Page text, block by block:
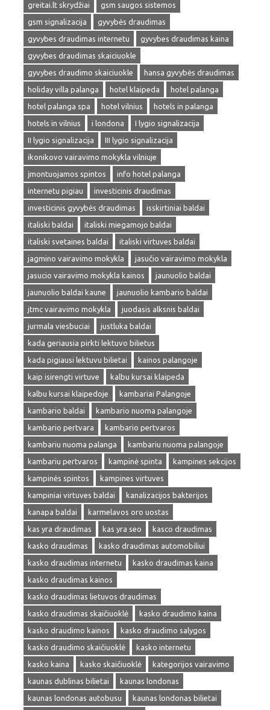
greitai.lt skrydžiai
gsm saugos sistemos
gsm signalizacija
gyvybės draudimas
gyvybes draudimas internetu
gyvybes draudimas kaina
gyvybes draudimas skaiciuokle
gyvybes draudimo skaiciuokle
hansa gyvybės draudimas
holiday villa palanga
hotel klaipeda
hotel palanga
hotel palanga spa
hotel vilnius
hotels in palanga
hotels in vilnius
i londona
I lygio signalizacija
II lygio signalizacija
III lygio signalizacija
ikonikovo vairavimo mokykla vilniuje
įmontuojamos spintos
info hotel palanga
internetu pigiau
investicinis draudimas
investicinis gyvybės draudimas
isskirtiniai baldai
italiski baldai
italiski miegamojo baldai
italiski svetaines baldai
italiski virtuves baldai
jagmino vairavimo mokykla
jasučio vairavimo mokykla
jasucio vairavimo mokykla kainos
jaunuolio baldai
jaunuolio baldai kaune
jaunuolio kambario baldai
jtmc vairavimo mokykla
juodasis alksnis baldai
jurmala viesbuciai
justluka baldai
kada geriausia pirkti lektuvo bilietus
kada pigiausi lektuvu bilietai
kainos palangoje
kaip isirengti virtuve
kalbu kursai klaipeda
kalbu kursai klaipedoje
kambariai Palangoje
kambario baldai
kambario nuoma palangoje
kambario pertvara
kambario pertvaros
kambariu nuoma palanga
kambariu nuoma palangoje
kambariu pertvaros
kampinė spinta
kampines sekcijos
kampinės spintos
kampines virtuves
kampiniai virtuves baldai
kanalizacijos bakterijos
kanapa baldai
karmelavos oro uostas
kas yra draudimas
kas yra seo
kasco draudimas
kasko draudimas
kasko draudimas automobiliui
kasko draudimas internetu
kasko draudimas kaina
kasko draudimas kainos
kasko draudimas lietuvos draudimas
kasko draudimas skaičiuoklė
kasko draudimo kaina
kasko draudimo kainos
kasko draudimo salygos
kasko draudimo skaičiuoklė
kasko internetu
kasko kaina
kasko skaičiuoklė
kategorijos vairavimo
kaunas dublinas bilietai
kaunas londonas
kaunas londonas autobusu
kaunas londonas bilietai